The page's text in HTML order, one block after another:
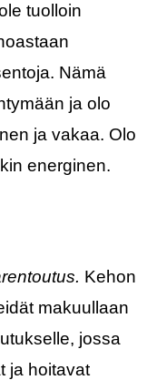
tuolloin
Nämä
ja olo
ja vakaa. Olo
energinen.
Kehon
makuullaan
jossa
ja hoitavat